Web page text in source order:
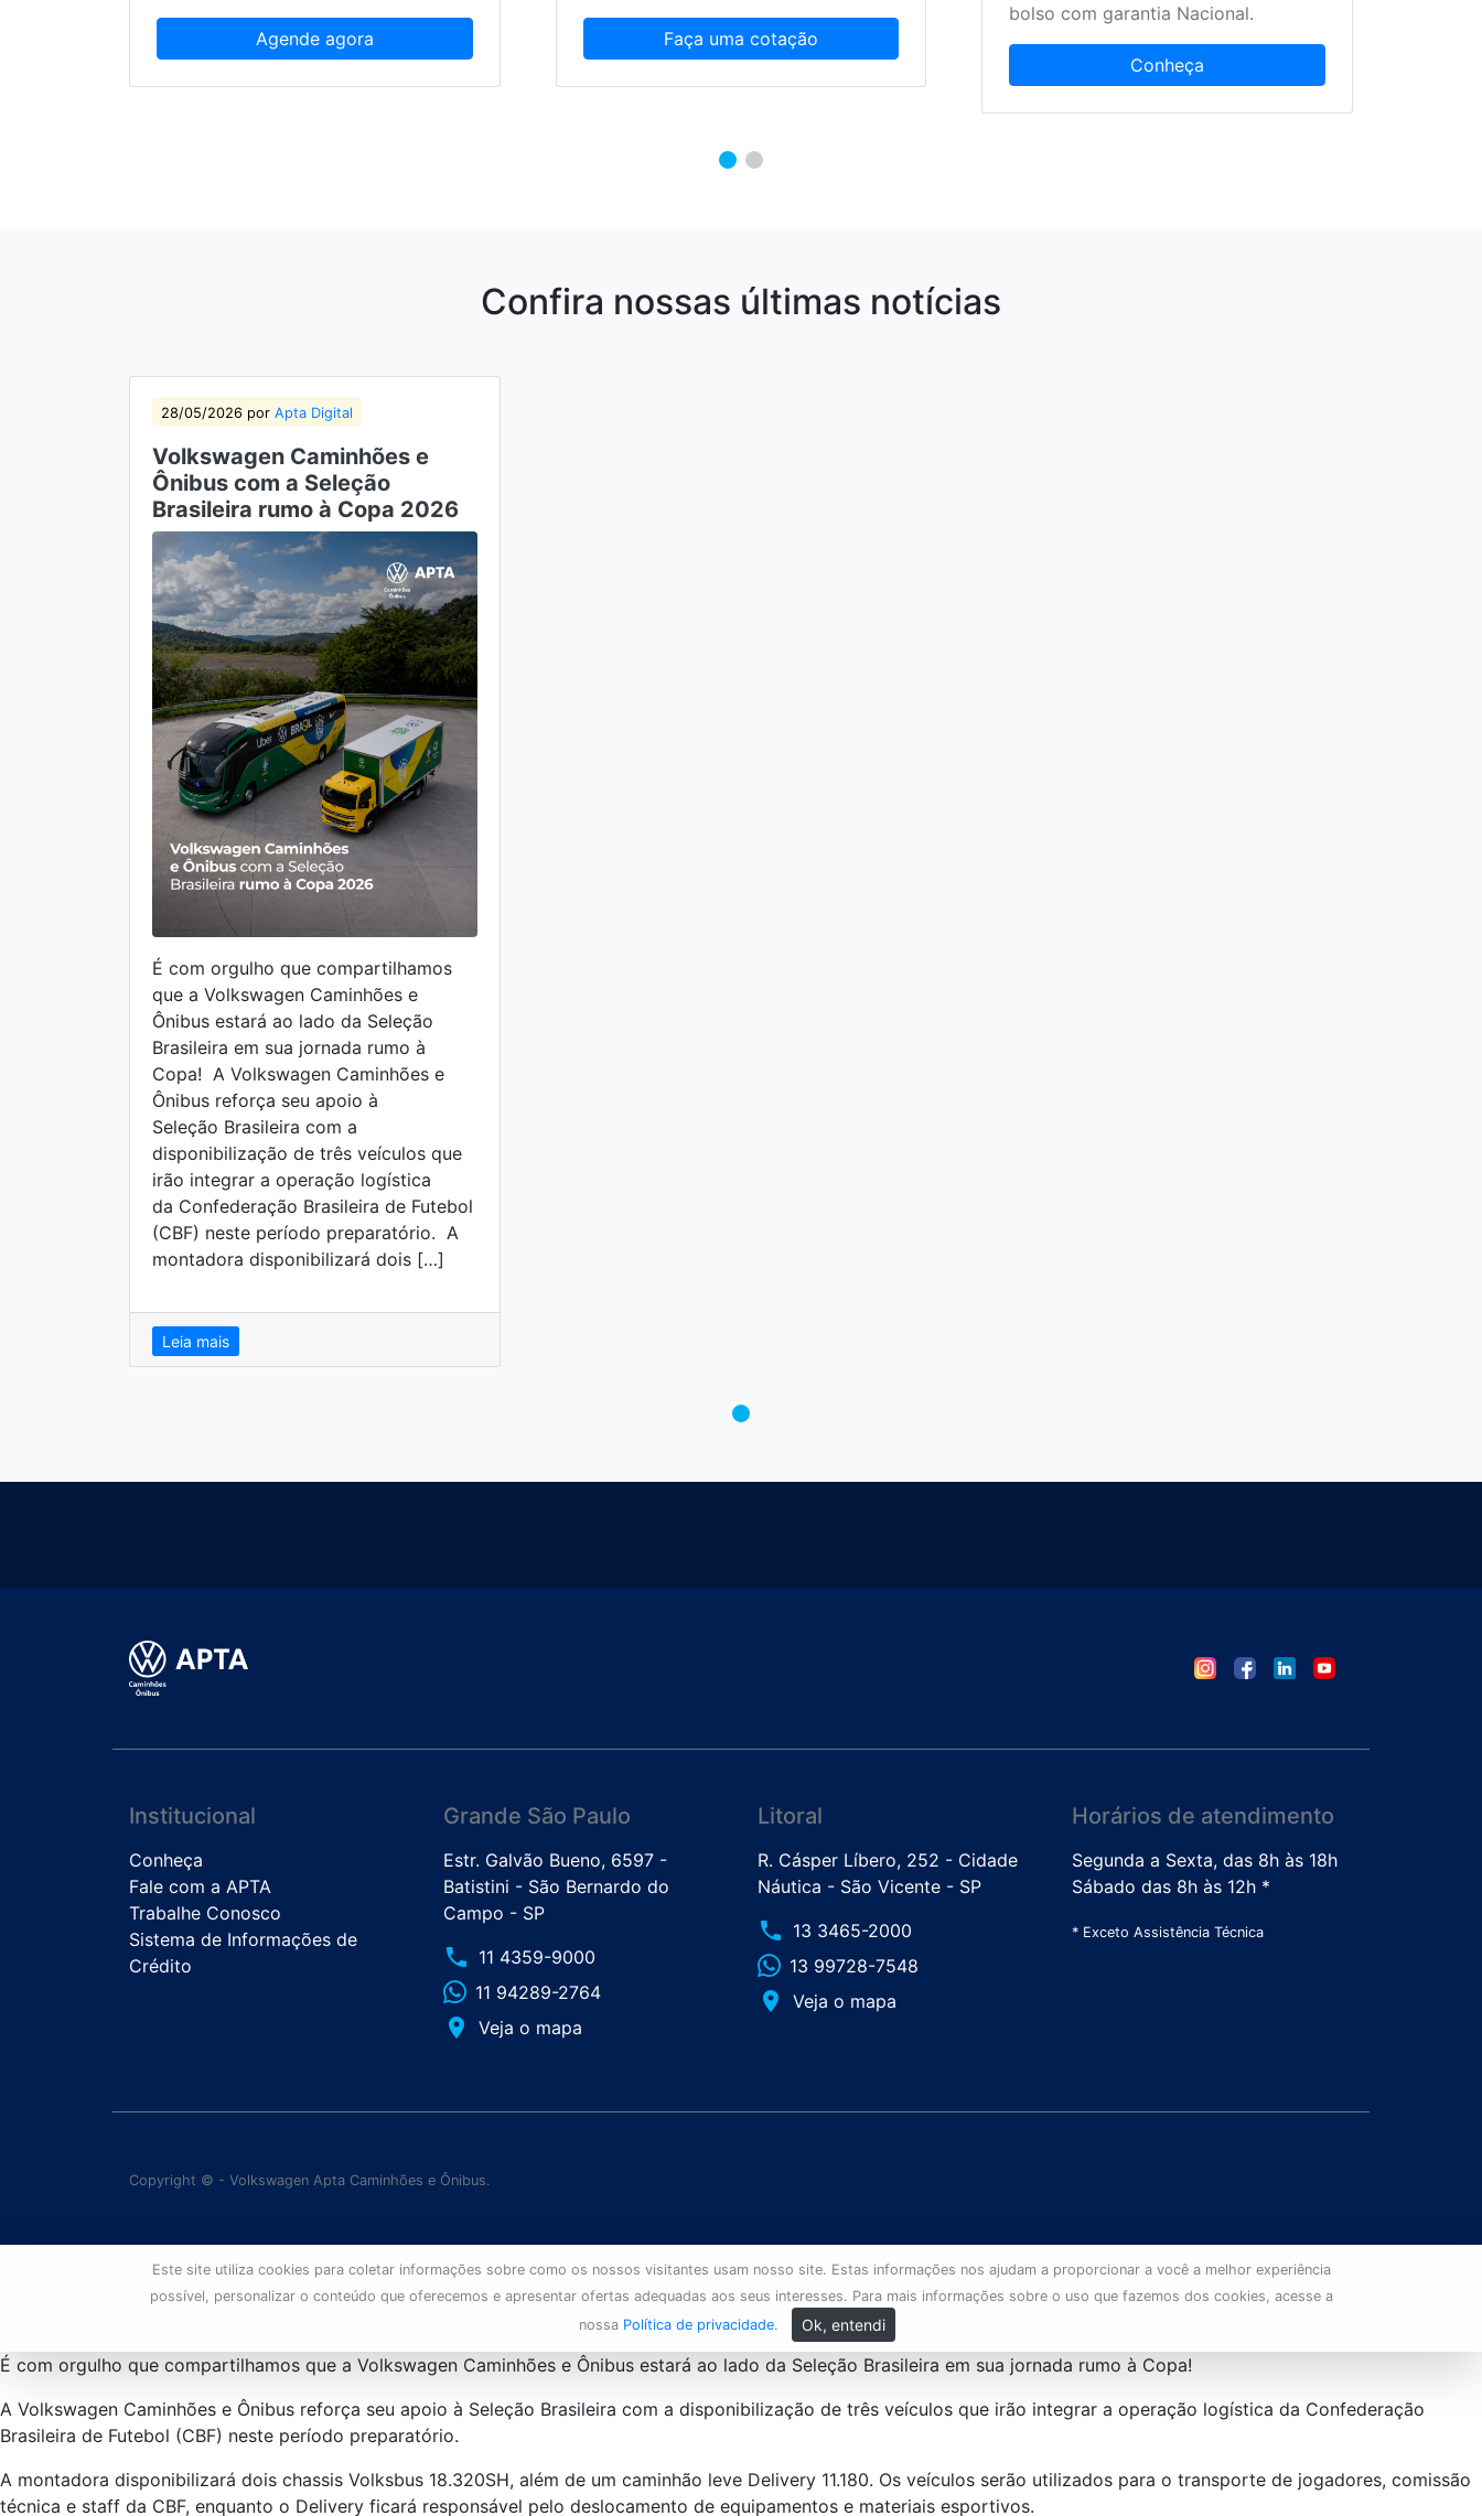
Agende agora Faça uma cotação
bolso com garantia Nacional.
Conheça
Confira nossas últimas notícias
28/05/2026 por Apta Digital
Volkswagen Caminhões e
Ônibus com a Seleção
Brasileira rumo à Copa 2026
É com orgulho que compartilhamos
que a Volkswagen Caminhões e
Ônibus estará ao lado da Seleção
Brasileira em sua jornada rumo à
Copa! A Volkswagen Caminhões e
Ônibus reforça seu apoio à
Seleção Brasileira com a
disponibilização de três veículos que
irão integrar a operação logística
da Confederação Brasileira de Futebol
(CBF) neste período preparatório. A
montadora disponibilizará dois […]
Leia mais
Institucional
Conheça
Fale com a APTA
Trabalhe Conosco
Sistema de Informações de
Crédito
Grande São Paulo
Estr. Galvão Bueno, 6597 -
Batistini - São Bernardo do
Campo - SP
phone 11 4359-9000
11 94289-2764
place Veja o mapa
Litoral
R. Cásper Líbero, 252 - Cidade
Náutica - São Vicente - SP
phone 13 3465-2000
13 99728-7548
place Veja o mapa
Horários de atendimento
Segunda a Sexta, das 8h às 18h
Sábado das 8h às 12h *
* Exceto Assistência Técnica
Copyright © - Volkswagen Apta Caminhões e Ônibus.
Este site utiliza cookies para coletar informações sobre como os nossos visitantes usam nosso site. Estas informações nos ajudam a proporcionar a você a melhor experiência
possível, personalizar o conteúdo que oferecemos e apresentar ofertas adequadas aos seus interesses. Para mais informações sobre o uso que fazemos dos cookies, acesse a
nossa Política de privacidade. Ok, entendi
É com orgulho que compartilhamos que a Volkswagen Caminhões e Ônibus estará ao lado da Seleção Brasileira em sua jornada rumo à Copa!
A Volkswagen Caminhões e Ônibus reforça seu apoio à Seleção Brasileira com a disponibilização de três veículos que irão integrar a operação logística da Confederação
Brasileira de Futebol (CBF) neste período preparatório.
A montadora disponibilizará dois chassis Volksbus 18.320SH, além de um caminhão leve Delivery 11.180. Os veículos serão utilizados para o transporte de jogadores, comissão
técnica e staff da CBF, enquanto o Delivery ficará responsável pelo deslocamento de equipamentos e materiais esportivos.